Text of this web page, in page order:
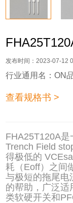
发布时间：2023-07-12
行业通用名：ON
查看规格书 >
FHA25T120A是
Trench Field
得极低的
耗（Eoff）之间
与极短的拖尾电
的帮助，广泛适
类软硬开关和